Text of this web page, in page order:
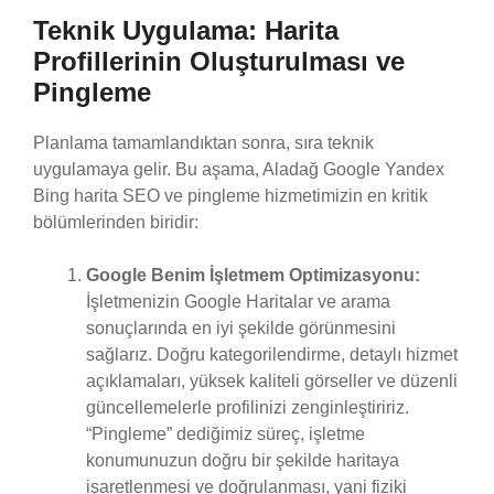
Teknik Uygulama: Harita
Profillerinin Oluşturulması ve
Pingleme
Planlama tamamlandıktan sonra, sıra teknik
uygulamaya gelir. Bu aşama, Aladağ Google Yandex
Bing harita SEO ve pingleme hizmetimizin en kritik
bölümlerinden biridir:
Google Benim İşletmem Optimizasyonu:
İşletmenizin Google Haritalar ve arama
sonuçlarında en iyi şekilde görünmesini
sağlarız. Doğru kategorilendirme, detaylı hizmet
açıklamaları, yüksek kaliteli görseller ve düzenli
güncellemelerle profilinizi zenginleştiririz.
“Pingleme” dediğimiz süreç, işletme
konumunuzun doğru bir şekilde haritaya
işaretlenmesi ve doğrulanması, yani fiziki